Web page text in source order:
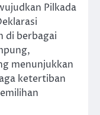
Pilkada
di berbagai
menunjukkan
ketertiban